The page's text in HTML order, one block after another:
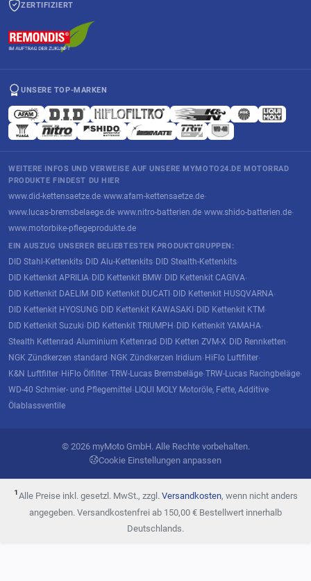
ZERTIFIZIERT
UNSERE TOP-MARKEN
WEITERE INFOS UND VERWEISE AUF UNSERE MYMOTO24.DE MOTORRAD
PRODUKTE FINDEST DU HIER
www.did-kettensaetze.de·www.afam-kettensaetze.de·
www.lucas-bremsbelaege.de·www.nitro-batterien.de·www.shido-batterien.de·
www.motorbike-pflegeprodukte.de
EIN AUSZUG UNSERER BELIEBTESTEN PRODUKTGRUPPEN:
DID Stahl-Kettenkits· DID Alu-Kettenkits· DID Stealth-Kettenkits·
DID Kettenkit APRILIA· DID Kettenkit BMW· DID Kettenkit CAGIVA·
DID Kettenkit DAELIM· DID Kettenkit DUCATI· DID Kettenkit HUSQVARNA·
DID Kettenkit HYOSUNG· DID Kettenkit KAWASAKI· DID Kettenkit KTM·
DID Kettenkit Suzuki· DID Kettenkit TRIUMPH· DID Kettenkit YAMAHA·
Stealth Kettenrad·Aluminium Kettenrad· DID Ketten ZVM-X· DID Rennketten·
NGK Zündkerzen standard· NGK Zündkerzen Iridium· HiFlo Luftfilter·
K&N Luftfilter· HiFlo Ölfilter·TRW-Lucas Bremsbeläge·TRW-Lucas Racingbeläge·
WD-40 Schmier- und Pflegemittel· LIQUI MOLY Motoröle, Fette, Additive·
Ölablassventile
© 2026 myMoto GmbH. Alle Rechte vorbehalten.
Cookie Einstellungen anpassen
¹Alle Preise inkl. gesetzl. MwSt., zzgl. Versandkosten, wenn nicht anders
angegeben. Versandkostenfrei ab 150,00 € Bestellwert innerhalb
Deutschlands.